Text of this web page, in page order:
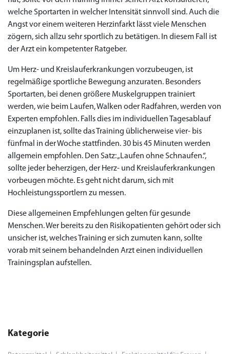
welche Sportarten in welcher Intensität sinnvoll sind. Auch die
Angst vor einem weiteren Herzinfarkt lässt viele Menschen
zögern, sich allzu sehr sportlich zu betätigen. In diesem Fall ist
der Arzt ein kompetenter Ratgeber.
Um Herz- und Kreislauferkrankungen vorzubeugen, ist
regelmäßige sportliche Bewegung anzuraten. Besonders
Sportarten, bei denen größere Muskelgruppen trainiert
werden, wie beim Laufen, Walken oder Radfahren, werden von
Experten empfohlen. Falls dies im individuellen Tagesablauf
einzuplanen ist, sollte das Training üblicherweise vier- bis
fünfmal in der Woche stattfinden. 30 bis 45 Minuten werden
allgemein empfohlen. Den Satz: „Laufen ohne Schnaufen.“,
sollte jeder beherzigen, der Herz- und Kreislauferkrankungen
vorbeugen möchte. Es geht nicht darum, sich mit
Hochleistungssportlern zu messen.
Diese allgemeinen Empfehlungen gelten für gesunde
Menschen. Wer bereits zu den Risikopatienten gehört oder sich
unsicher ist, welches Training er sich zumuten kann, sollte
vorab mit seinem behandelnden Arzt einen individuellen
Trainingsplan aufstellen.
Kategorie